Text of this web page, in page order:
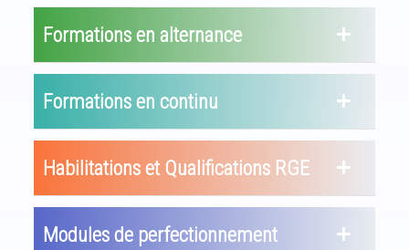
Formations en alternance
Formations en continu
Habilitations et Qualifications RGE
Modules de perfectionnement